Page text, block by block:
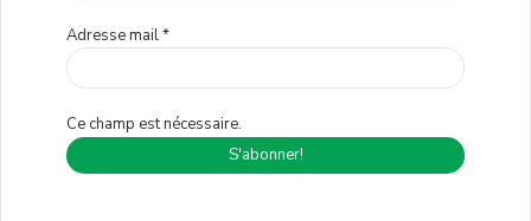
Adresse mail*
Ce champ est nécessaire.